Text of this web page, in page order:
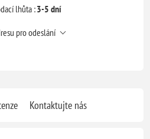
lhůta :3-5 dní
pro odeslání
Kontaktujte nás